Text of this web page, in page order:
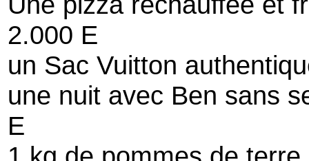
2.000 E
un Sac Vuitton
une nuit avec Ben sans
E